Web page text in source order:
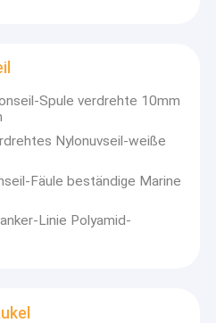
Spule verdrehte 10mm
Nylonuvseil-weiße
Fäule beständige Marine
Linie Polyamid-
in Shandong, China mit
Forschung & Entwicklung,
Spielplatzprodukte
Arten, wie z.B.
((SGS-zertifiziert),
Kinder, Schaukeln ((EN1176),
sogar die Pressmaschinen
und Vertriebsteams, die die
für verschiedene
einen hohen Ruf in der